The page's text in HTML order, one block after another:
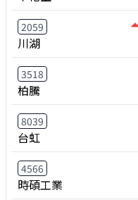
2059
川湖
3518
柏騰
8039
台虹
4566
時碩工業